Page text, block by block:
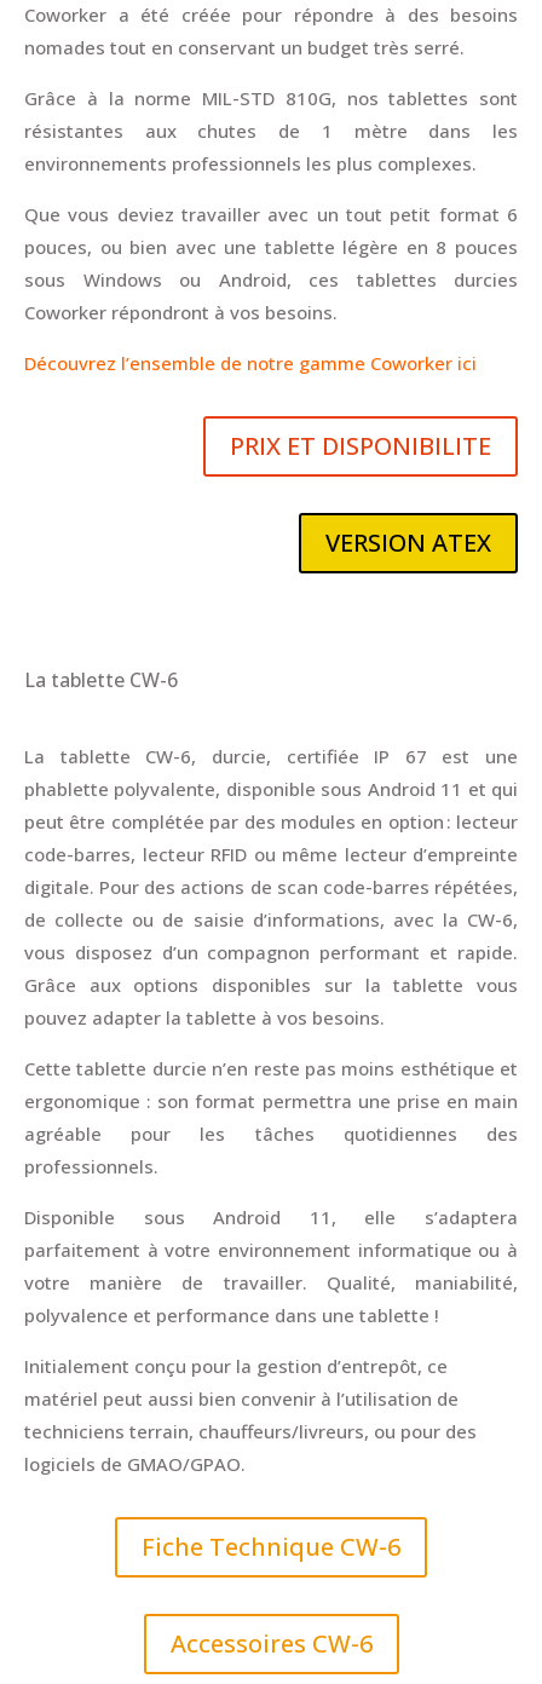
Coworker a été créée pour répondre à des besoins
nomades tout en conservant un budget très serré.
Grâce à la norme MIL-STD 810G, nos tablettes sont
résistantes aux chutes de 1 mètre dans les
environnements professionnels les plus complexes.
Que vous deviez travailler avec un tout petit format 6
pouces, ou bien avec une tablette légère en 8 pouces
sous Windows ou Android, ces tablettes durcies
Coworker répondront à vos besoins.
Découvrez l’ensemble de notre gamme Coworker ici
PRIX ET DISPONIBILITE
VERSION ATEX
La tablette CW-6
La tablette CW-6, durcie, certifiée IP 67 est une
phablette polyvalente, disponible sous Android 11 et qui
peut être complétée par des modules en option : lecteur
code-barres, lecteur RFID ou même lecteur d’empreinte
digitale. Pour des actions de scan code-barres répétées,
de collecte ou de saisie d’informations, avec la CW-6,
vous disposez d’un compagnon performant et rapide.
Grâce aux options disponibles sur la tablette vous
pouvez adapter la tablette à vos besoins.
Cette tablette durcie n’en reste pas moins esthétique et
ergonomique : son format permettra une prise en main
agréable pour les tâches quotidiennes des
professionnels.
Disponible sous Android 11, elle s’adaptera
parfaitement à votre environnement informatique ou à
votre manière de travailler. Qualité, maniabilité,
polyvalence et performance dans une tablette !
Initialement conçu pour la gestion d’entrepôt, ce
matériel peut aussi bien convenir à l’utilisation de
techniciens terrain, chauffeurs/livreurs, ou pour des
logiciels de GMAO/GPAO.
Fiche Technique CW-6
Accessoires CW-6